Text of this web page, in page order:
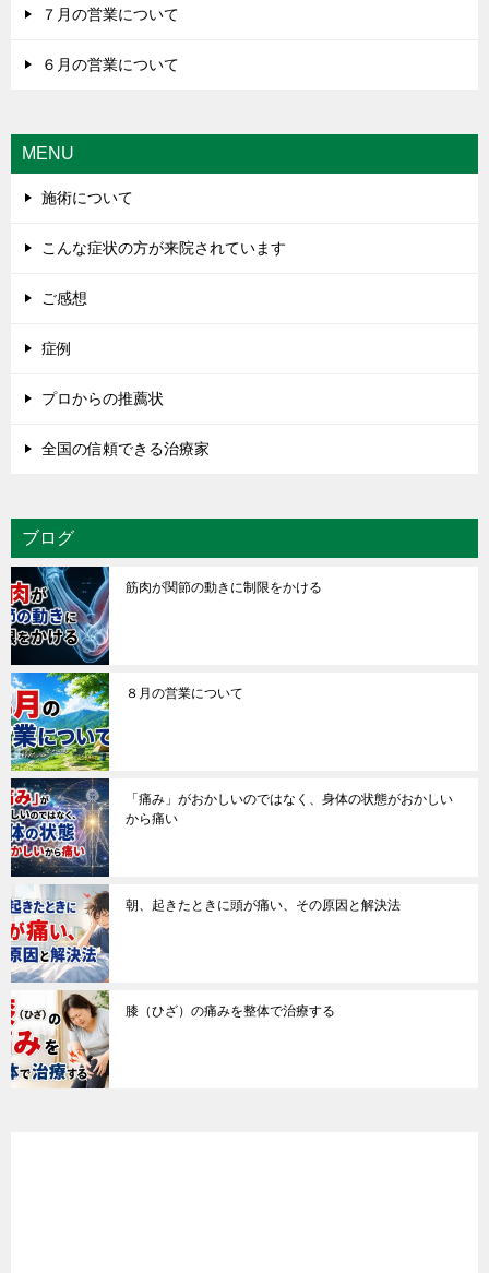
７月の営業について
６月の営業について
MENU
施術について
こんな症状の方が来院されています
ご感想
症例
プロからの推薦状
全国の信頼できる治療家
ブログ
筋肉が関節の動きに制限をかける
８月の営業について
「痛み」がおかしいのではなく、身体の状態がおかしい
から痛い
朝、起きたときに頭が痛い、その原因と解決法
膝（ひざ）の痛みを整体で治療する